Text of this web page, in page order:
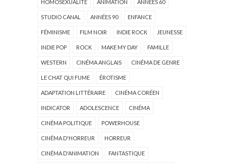
HOMOSEXUALITÉ ANIMATION ANNÉES 60
STUDIO CANAL ANNÉES 90 ENFANCE
FÉMINISME FILM NOIR INDIE ROCK JEUNESSE
INDIE POP ROCK MAKE MY DAY FAMILLE
WESTERN CINÉMA ANGLAIS CINÉMA DE GENRE
LE CHAT QUI FUME ÉROTISME
ADAPTATION LITTÉRAIRE CINÉMA CORÉEN
INDICATOR ADOLESCENCE CINÉMA
CINÉMA POLITIQUE POWERHOUSE
CINÉMA D'HORREUR HORREUR
CINÉMA D'ANIMATION FANTASTIQUE